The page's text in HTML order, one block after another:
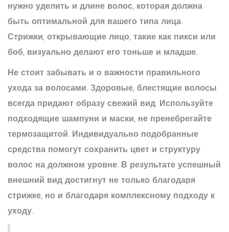
нужно уделить и длине волос, которая должна
быть оптимальной для вашего типа лица.
Стрижки, открывающие лицо, такие как пикси или
боб, визуально делают его тоньше и младше.
Не стоит забывать и о важности правильного
ухода за волосами. Здоровые, блестящие волосы
всегда придают образу свежий вид. Используйте
подходящие шампуни и маски, не пренебрегайте
термозащитой. Индивидуально подобранные
средства помогут сохранить цвет и структуру
волос на должном уровне. В результате успешный
внешний вид достигнут не только благодаря
стрижке, но и благодаря комплексному подходу к
уходу.